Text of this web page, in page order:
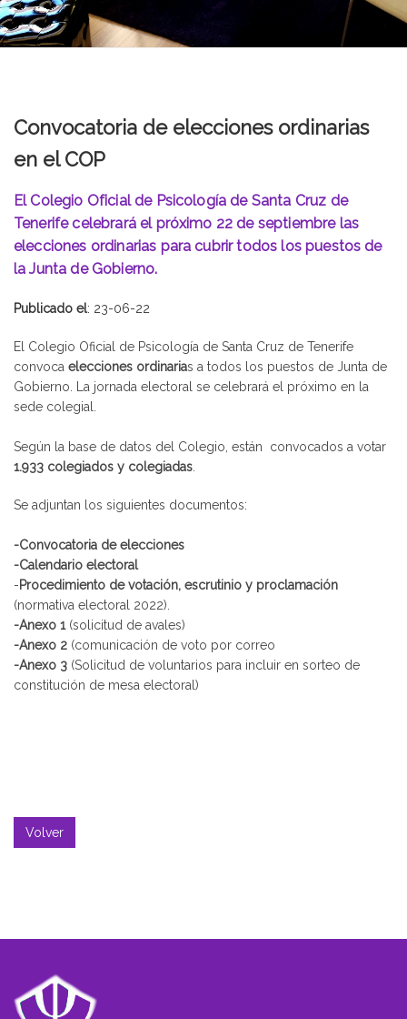
Convocatoria de elecciones ordinarias
en el COP
El Colegio Oficial de Psicología de Santa Cruz de
Tenerife celebrará el próximo 22 de septiembre las
elecciones ordinarias para cubrir todos los puestos de
la Junta de Gobierno.
Publicado el: 23-06-22
El Colegio Oficial de Psicología de Santa Cruz de Tenerife
convoca elecciones ordinarias a todos los puestos de Junta de
Gobierno. La jornada electoral se celebrará el próximo en la
sede colegial.
Según la base de datos del Colegio, están convocados a votar
1.933 colegiados y colegiadas
Se adjuntan los siguientes documentos:
-Convocatoria de elecciones
-Calendario electoral
-Procedimiento de votación, escrutinio y proclamación
(normativa electoral 2022).
-Anexo 1(solicitud de avales)
-Anexo 2 (comunicación de voto por correo
-Anexo 3 (Solicitud de voluntarios para incluir en sorteo de
constitución de mesa electoral)
Volver